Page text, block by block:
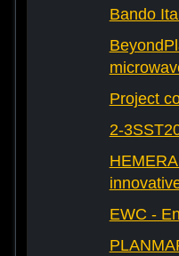
Bando
Project
2-
EWC -